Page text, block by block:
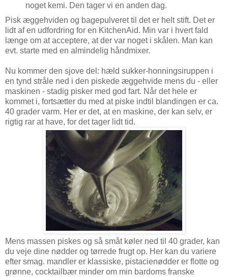
noget kemi. Den tager vi en anden dag.
Pisk æggehviden og bagepulveret til det er helt stift. Det er
lidt af en udfordring for en KitchenAid. Min var i hvert fald
længe om at acceptere, at der var noget i skålen. Man kan
evt. starte med en almindelig håndmixer.
Nu kommer den sjove del: hæld sukker-honningsiruppen i
en tynd stråle ned i den piskede æggehvide mens du - eller
maskinen - stadig pisker med god fart. Når det hele er
kommet i, fortsætter du med at piske indtil blandingen er ca.
40 grader varm. Her er det, at en maskine, der kan selv, er
rigtig rar at have, for det tager lidt tid.
Mens massen piskes og så småt køler ned til 40 grader, kan
du veje dine nødder og tørrede frugt op. Her kan du variere
efter smag. mandler er klassiske, pistacienødder er flotte og
grønne, cocktailbær minder om min bardoms franske